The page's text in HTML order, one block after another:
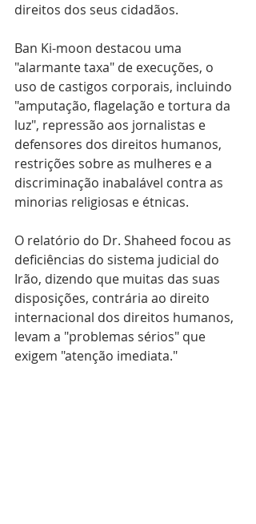
direitos dos seus cidadãos.
Ban Ki-moon destacou uma
"alarmante taxa" de execuções, o
uso de castigos corporais, incluindo
"amputação, flagelação e tortura da
luz", repressão aos jornalistas e
defensores dos direitos humanos,
restrições sobre as mulheres e a
discriminação inabalável contra as
minorias religiosas e étnicas.
O relatório do Dr. Shaheed focou as
deficiências do sistema judicial do
Irão, dizendo que muitas das suas
disposições, contrária ao direito
internacional dos direitos humanos,
levam a "problemas sérios" que
exigem "atenção imediata."